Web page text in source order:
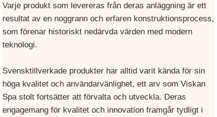
Varje produkt som levereras från deras anläggning är ett
resultat av en noggrann och erfaren konstruktionsprocess,
som förenar historiskt nedärvda värden med modern
teknologi.
Svensktillverkade produkter har alltid varit kända för sin
höga kvalitet och användarvänlighet, ett arv som Viskan
Spa stolt fortsätter att förvalta och utveckla. Deras
engagemang för kvalitet och innovation framgår tydligt i